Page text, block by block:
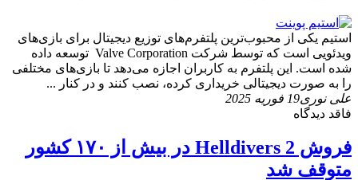
استیم یکی از محبوب‌ترین پلتفرم‌های توزیع دیجیتال برای بازی‌های
ویدئویی است که توسط شرکت Valve Corporation توسعه داده
شده است. این پلتفرم به کاربران اجازه می‌دهد تا بازی‌های مختلفی
را به صورت دیجیتالی خریداری کرده، نصب کنند و در کنار ...
علی نوری19 فوریه 2025
فاقد دیدگاه
فروش Helldivers 2 در بیش از ۱۷۰ کشور
متوقف شد